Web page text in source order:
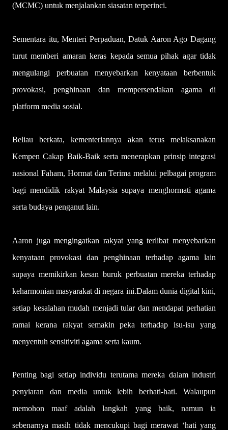
(MCMC) untuk menjalankan siasatan terperinci.
Sementara itu, Menteri Perpaduan, Datuk Aaron Ago Dagang
turut memberi amaran keras kepada semua pihak agar tidak
mengulangi perbuatan menyebarkan kenyataan berbentuk
provokasi, penghinaan dan mempersendakan agama di
platform media sosial.
Beliau berkata, kementeriannya akan terus melaksanakan
Kempen Cakap Baik-Baik serta menerapkan prinsip integrasi
nasional Faham, Hormat dan Terima melalui pelbagai program
bagi mendidik rakyat Malaysia supaya menghormati agama
serta budaya penganut lain.
Aaron juga mengingatkan rakyat yang terlibat menyebarkan
kenyataan provokasi dan penghinaan terhadap agama lain
supaya memikirkan kesan buruk perbuatan mereka terhadap
keharmonian masyarakat di negara ini.Dalam dunia digital kini,
setiap kesalahan mudah menjadi tular dan mendapat perhatian
ramai kerana rakyat semakin peka terhadap isu-isu yang
menyentuh sensitiviti agama serta kaum.
Penting bagi setiap individu terutama mereka dalam industri
penyiaran dan media untuk lebih berhati-hati. Walaupun
memohon maaf adalah langkah yang baik, namun ia
sebenarnya masih tidak mencukupi bagi merawat ‘hati yang